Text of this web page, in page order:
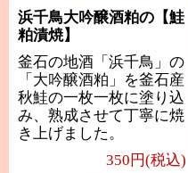
浜千鳥大吟醸酒粕の【鮭
粕漬焼】
釜石の地酒「浜千鳥」の
「大吟醸酒粕」を釜石産
秋鮭の一枚一枚に塗り込
み、熟成させて丁寧に焼
き上げました。
350円(税込)